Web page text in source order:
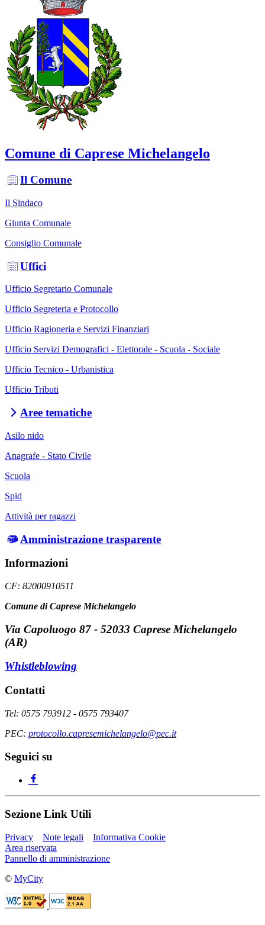
Comune di Caprese Michelangelo
Il Comune
Il Sindaco
Giunta Comunale
Consiglio Comunale
Uffici
Ufficio Segretario Comunale
Ufficio Segreteria e Protocollo
Ufficio Ragioneria e Servizi Finanziari
Ufficio Servizi Demografici - Elettorale - Scuola - Sociale
Ufficio Tecnico - Urbanistica
Ufficio Tributi
Aree tematiche
Asilo nido
Anagrafe - Stato Civile
Scuola
Spid
Attività per ragazzi
Amministrazione trasparente
Informazioni
CF: 82000910511
Comune di Caprese Michelangelo
Via Capoluogo 87 - 52033 Caprese Michelangelo
(AR)
Whistleblowing
Contatti
Tel: 0575 793912 - 0575 793407
PEC: protocollo.capresemichelangelo@pec.it
Seguici su
Sezione Link Utili
Privacy Note legali
Informativa Cookie
Area riservata
Pannello di amministrazione
© MyCity